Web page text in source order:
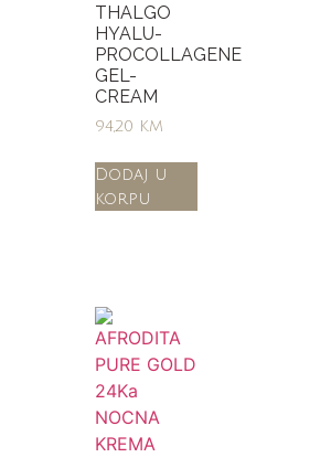
THALGO
HYALU-
PROCOLLAGENE
GEL-
CREAM
94,20 KM
Dodaj u
korpu